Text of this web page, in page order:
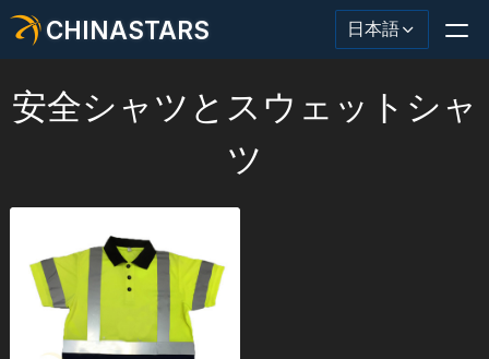
CHINASTARS 日本語
ファッション反射生地
安全服
暗闇で光る素材
安全シャツとスウェットシャ
ツ